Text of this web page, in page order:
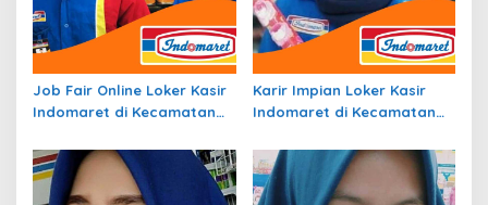
Job Fair Online Loker Kasir
Indomaret di Kecamatan
Tahun 2026
Karir Impian Loker Kasir
Indomaret di Kecamatan
Tahun 2026